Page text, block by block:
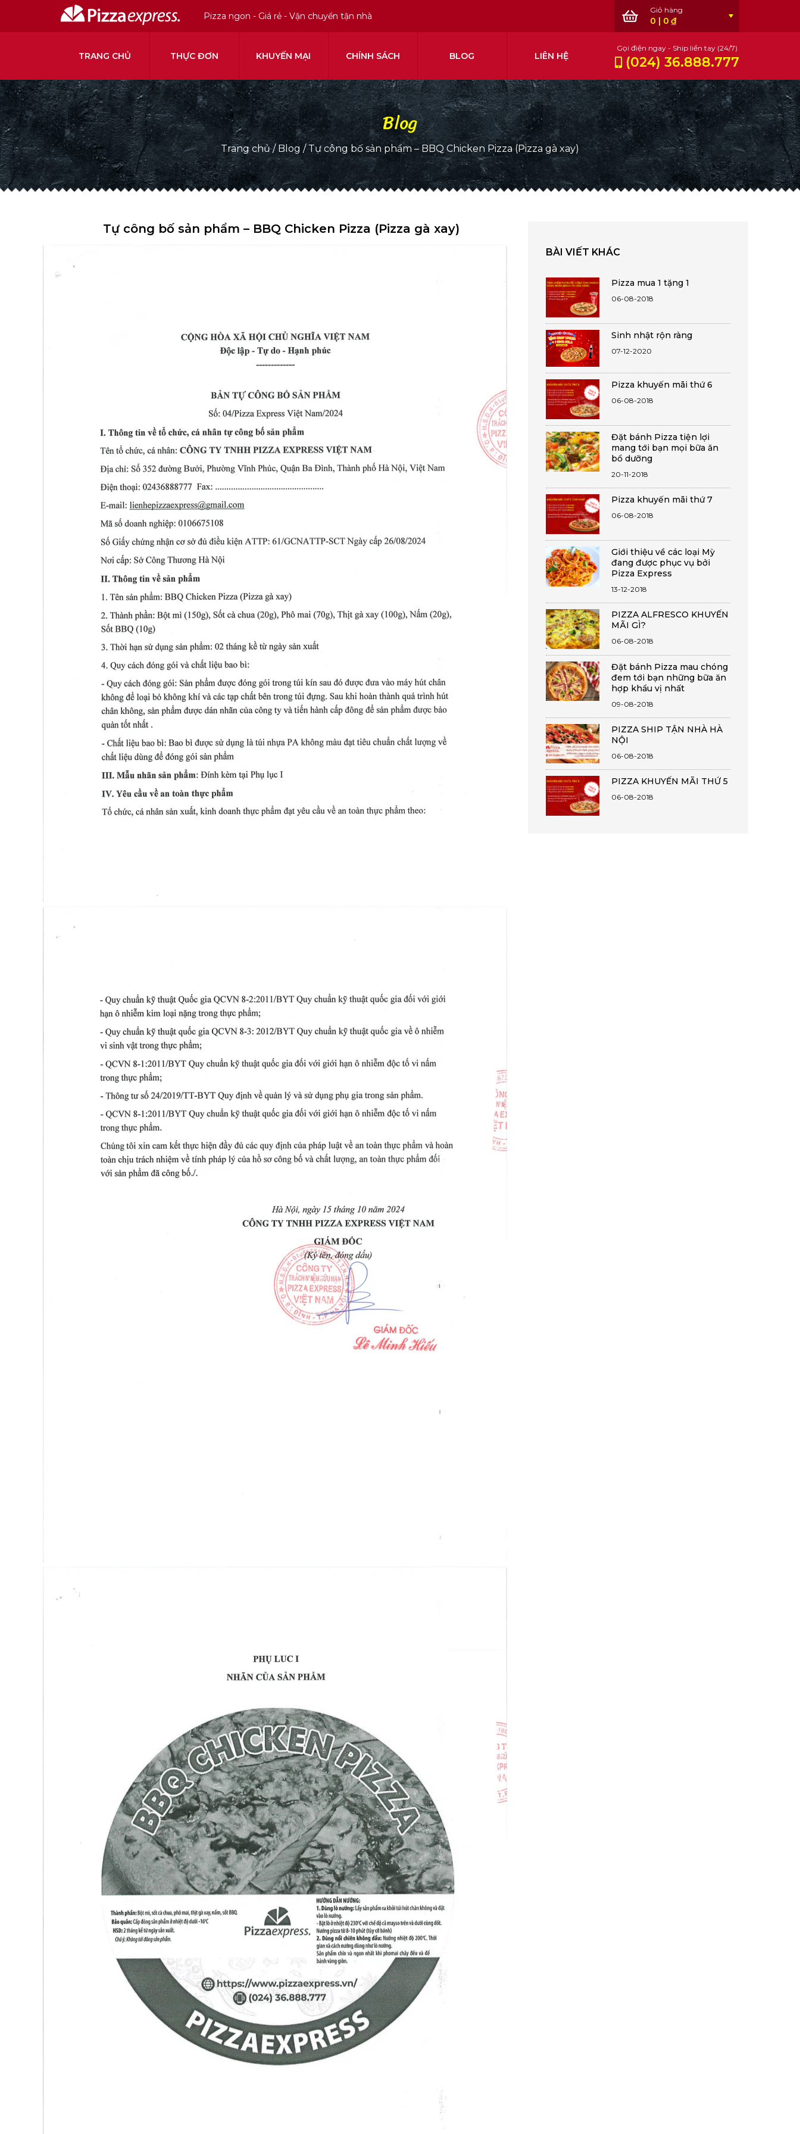
Pizza ngon - Giá rẻ - Vận chuyển tận nhà 0 | 0 ₫
TRANG CHỦ THỰC ĐƠN KHUYẾN MẠI CHÍNH SÁCH BLOG LIÊN HỆ
Gọi điện ngay - Ship liền tay (24/7)
(024) 36.888.777
Blog
Trang chủ/ Blog /Tự công bố sản phẩm – BBQ Chicken Pizza (Pizza gà xay)
Tự công bố sản phẩm – BBQ Chicken Pizza (Pizza gà xay)
BÀI VIẾT KHÁC
Pizza mua 1 tặng 1
06-08-2018
Sinh nhật rộn ràng
07-12-2020
Pizza khuyến mãi thứ 6
06-08-2018
Đặt bánh Pizza tiện lợi
mang tới bạn mọi bữa ăn
bổ dưỡng
20-11-2018
Pizza khuyến mãi thứ 7
06-08-2018
Giới thiệu về các loại Mỳ
đang được phục vụ bởi
Pizza Express
13-12-2018
PIZZA ALFRESCO KHUYẾN
MÃI GÌ?
06-08-2018
Đặt bánh Pizza mau chóng
đem tới bạn những bữa ăn
hợp khẩu vị nhất
09-08-2018
PIZZA SHIP TẬN NHÀ HÀ
NỘI
06-08-2018
PIZZA KHUYẾN MÃI THỨ 5
06-08-2018